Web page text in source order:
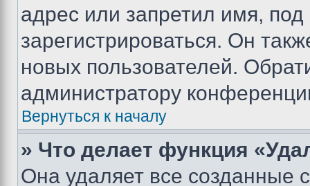
адрес или запретил имя,
зарегистрироваться. Он
новых пользователей.
администратору
Вернуться к началу
» Что делает функция
Она удаляет все созданные